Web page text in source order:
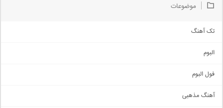
موضوعات
تک آهنگ
اجتماعی
حماسی
البوم
فول البوم
آهنگ مذهبی